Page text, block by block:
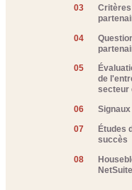
03
04
05
de
secteur
06
07
Études
succès
08